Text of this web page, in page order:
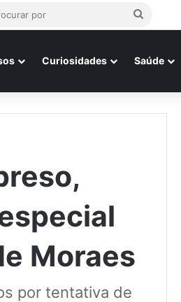
Procurar
Curiosidades Saúde
Moraes
por tentativa de